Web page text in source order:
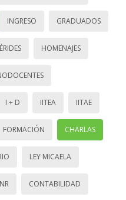
INGRESO GRADUADOS
HOMENAJES
I + D IITEA IITAE
FORMACIÓN CHARLAS
LEY MICAELA
CONTABILIDAD